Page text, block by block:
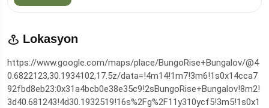
Lokasyon
https://www.google.com/maps/place/BungoRise+Bungalov/@4
0.6822123,30.1934102,17.5z/data=!4m14!1m7!3m6!1s0x14cca7
92fbd8eb23:0x31a4bcb0e38e35c9!2sBungoRise+Bungalov!8m2!
3d40.681243!4d30.1932519!16s%2Fg%2F11y310ycf5!3m5!1s0x1